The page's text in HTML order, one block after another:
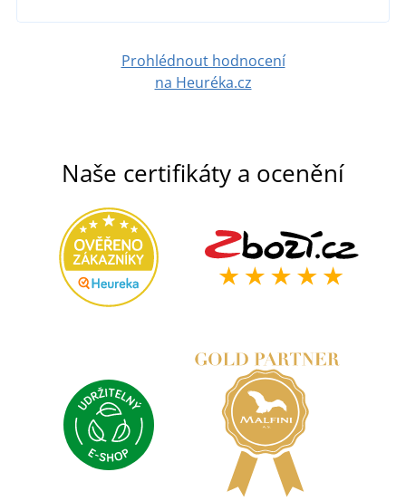
Prohlédnout hodnocení
na Heuréka.cz
Naše certifikáty a ocenění